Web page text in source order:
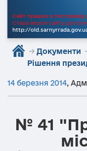
Сайт працює в тестовому
Стара версія сайту
http://
→ Документи
Рішення
14 березня 2014,
№ 41